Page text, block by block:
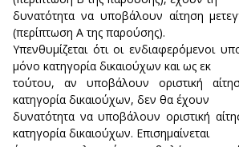
δυνατότητα να υποβάλουν αίτηση
(περίπτωση Α της παρούσης).
Υπενθυμίζεται ότι οι ενδιαφερόμενοι
μόνο κατηγορία δικαιούχων και ως εκ
τούτου, αν υποβάλουν οριστική
κατηγορία δικαιούχων, δεν θα έχουν
δυνατότητα να υποβάλουν οριστική
κατηγορία δικαιούχων. Επισημαίνεται